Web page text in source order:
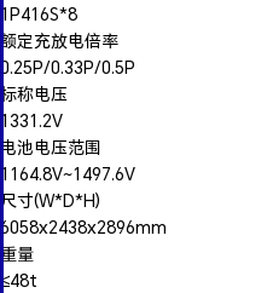
1P416S*8
额定充放电倍率
0.25P/0.33P/0.5P
标称电压
1331.2V
电池电压范围
1164.8V~1497.6V
尺寸(W*D*H)
6058x2438x2896mm
重量
≤48t